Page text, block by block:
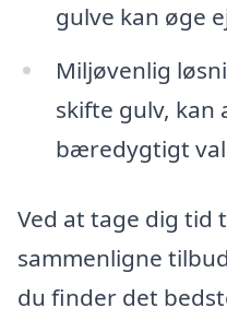
gulve kan øge
Miljøvenlig
skifte gulv,
bæredygtigt
Ved at tage dig tid
sammenligne
du finder det